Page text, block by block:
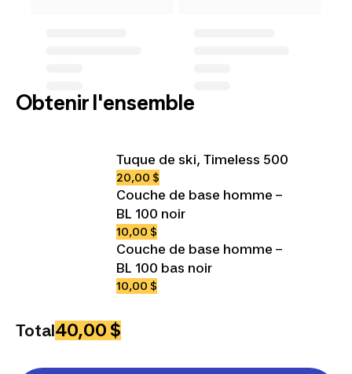
Obtenir l'ensemble
Tuque de ski, Timeless 500
20,00 $
Couche de base homme –
BL 100 noir
10,00 $
Couche de base homme –
BL 100 bas noir
10,00 $
Total40,00 $